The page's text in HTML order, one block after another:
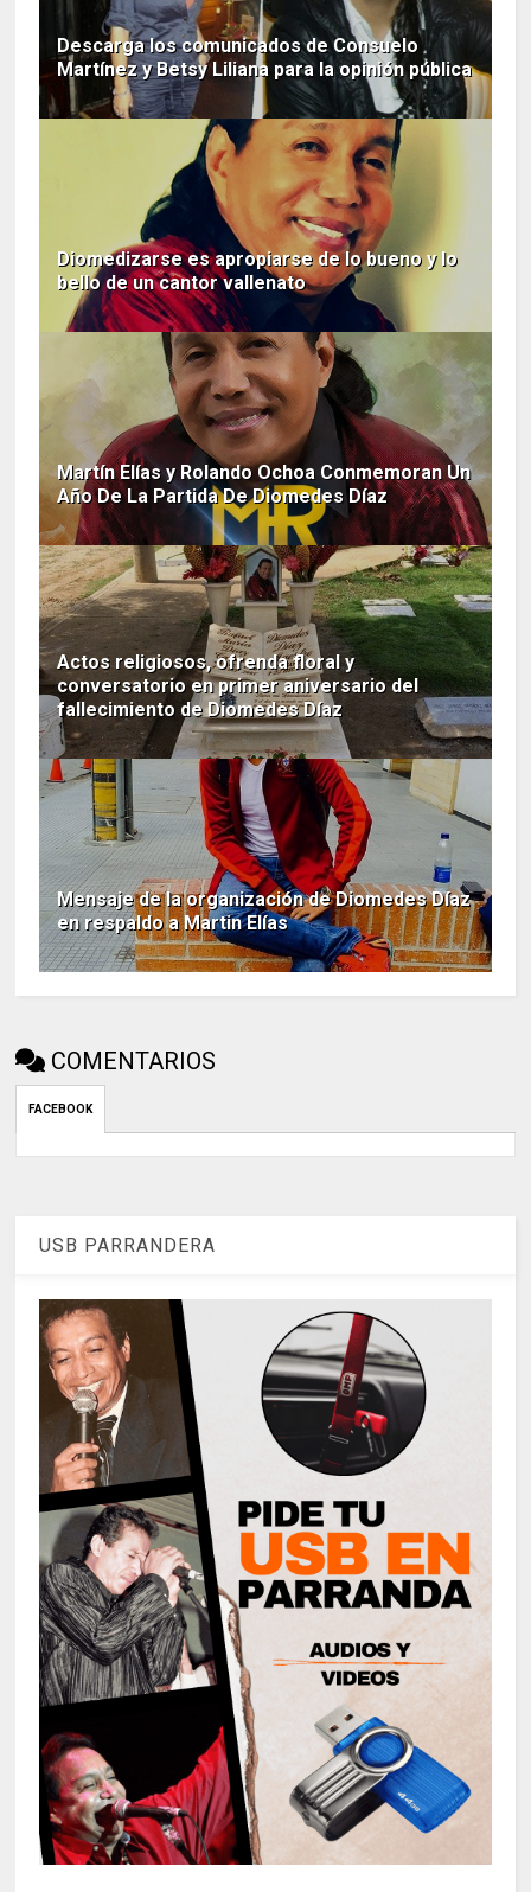
Descarga los comunicados de Consuelo
Martínez y Betsy Liliana para la opinión pública
Diomedizarse es apropiarse de lo bueno y lo
bello de un cantor vallenato
Martín Elías y Rolando Ochoa Conmemoran Un
Año De La Partida De Diomedes Díaz
Actos religiosos, ofrenda floral y
conversatorio en primer aniversario del
fallecimiento de Diomedes Díaz
Mensaje de la organización de Diomedes Díaz
en respaldo a Martin Elías
COMENTARIOS
FACEBOOK
USB PARRANDERA